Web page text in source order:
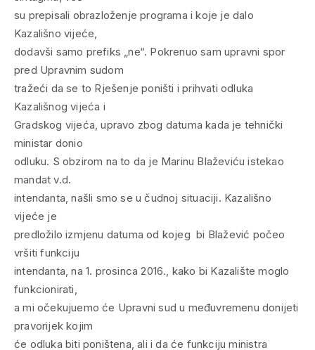
su prepisali obrazloženje programa i koje je dalo
Kazališno vijeće,
dodavši samo prefiks „ne“. Pokrenuo sam upravni spor
pred Upravnim sudom
tražeći da se to Rješenje poništi i prihvati odluka
Kazališnog vijeća i
Gradskog vijeća, upravo zbog datuma kada je tehnički
ministar donio
odluku. S obzirom na to da je Marinu Blaževiću istekao
mandat v.d.
intendanta, našli smo se u čudnoj situaciji. Kazališno
vijeće je
predložilo izmjenu datuma od kojeg bi Blažević počeo
vršiti funkciju
intendanta, na 1. prosinca 2016., kako bi Kazalište moglo
funkcionirati,
a mi očekujuemo će Upravni sud u međuvremenu donijeti
pravorijek kojim
će odluka biti poništena, ali i da će funkciju ministra